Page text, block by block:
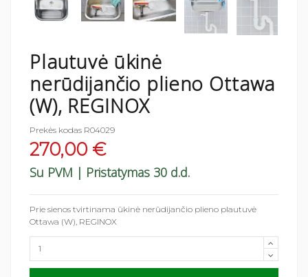
Plautuvė ūkinė
nerūdijančio plieno Ottawa
(W), REGINOX
Prekės kodas R04029
270,00 €
Su PVM | Pristatymas 30 d.d.
Prie sienos tvirtinama ūkinė nerūdijančio plieno plautuvė
Ottawa (W), REGINOX